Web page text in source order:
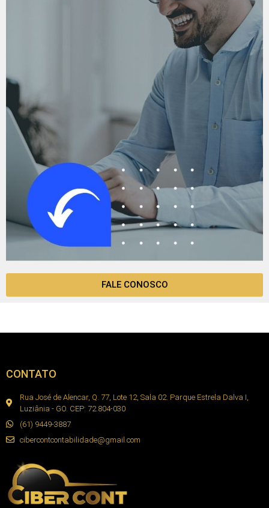
FALE CONOSCO
CONTATO
Rua José de Alencar, Q. 77, Lote 12, Sala 02. Parque Estrela Dalva I,
Luziânia - GO. CEP: 72.804-030
(61) 9449-3887
cibercontcontabilidade@gmail.com